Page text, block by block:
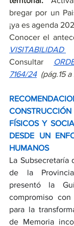
bregar por un
¡ya es agenda
Conocer el
VISITABILIDAD
Consultar
7164/24 (pág.15 a
FÍSICOS Y
DESDE UN
HUMANOS
La Subsecretaría
de la
presentó la
compromiso
para la
de Memoria